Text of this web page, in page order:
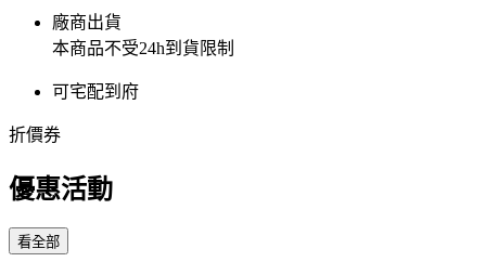
廠商出貨
本商品不受24h到貨限制
可宅配到府
折價券
優惠活動
看全部